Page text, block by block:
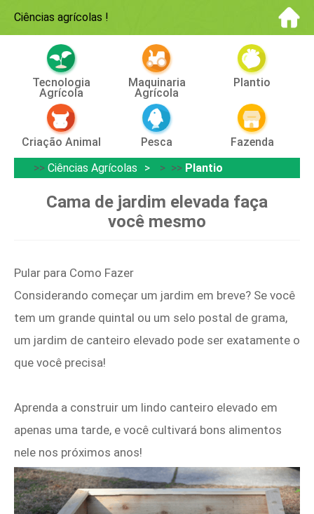
Ciências agrícolas !
Tecnologia
Agrícola
Maquinaria
Agrícola
Plantio
Criação Animal Pesca
Fazenda
>> Ciências Agrícolas > >> Plantio
Cama de jardim elevada faça
você mesmo
Pular para Como Fazer
Considerando começar um jardim em breve? Se você
tem um grande quintal ou um selo postal de grama,
um jardim de canteiro elevado pode ser exatamente o
que você precisa!
Aprenda a construir um lindo canteiro elevado em
apenas uma tarde, e você cultivará bons alimentos
nele nos próximos anos!